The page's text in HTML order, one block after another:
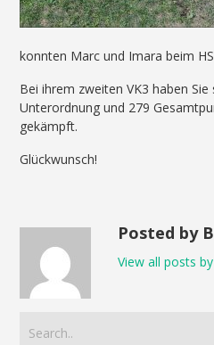
konnten Marc und Imara beim
Bei ihrem zweiten VK3 haben
Unterordnung und 279
gekämpft.
Glückwunsch!
Posted by
View all posts